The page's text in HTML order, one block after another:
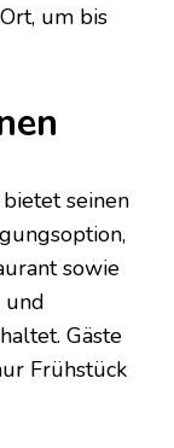
um bis
seinen
sowie
und
Gäste
Frühstück